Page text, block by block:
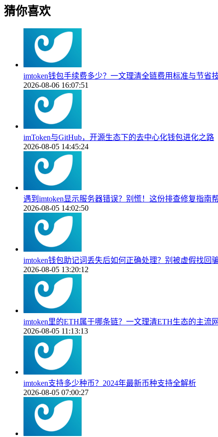
猜你喜欢
imtoken钱包手续费多少？一文理清全链费用标准与节省
2026-08-06 16:07:51
imToken与GitHub，开源生态下的去中心化钱包进化之路
2026-08-05 14:45:24
遇到imtoken显示服务器错误？别慌！这份排查修复指南
2026-08-05 14:02:50
imtoken钱包助记词丢失后如何正确处理？别被虚假找回
2026-08-05 13:20:12
imtoken里的ETH属于哪条链？一文理清ETH生态的主流
2026-08-05 11:13:13
imtoken支持多少种币？2024年最新币种支持全解析
2026-08-05 07:00:27